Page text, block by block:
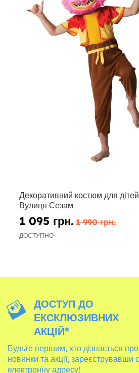
Декоративний костюм для
Вулиця Сезам
1 095 грн. 1 990 грн.
ДОСТУПНО
ДОСТУП ДО
ЕКСКЛЮЗИВНИХ
АКЦІЙ*
Будьте першим, хто дізнається про
новинки та акції, зареєструвавши
електронну адресу!